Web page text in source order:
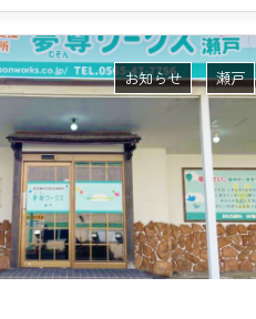
お知らせ 瀬戸